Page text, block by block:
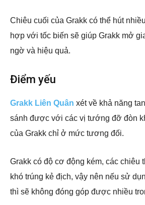
Chiêu cuối của Grakk có thể hút
hợp với tốc biến sẽ giúp Grakk mở
ngờ và hiệu quả.
Điểm yếu
Grakk Liên Quân xét về khả năng
sánh được với các vị tướng đỡ đòn
của Grakk chỉ ở mức tương đối.
Grakk có độ cơ động kém, các chiêu
khó trúng kẻ địch, vậy nên nếu sử
thì sẽ không đóng góp được nhiều